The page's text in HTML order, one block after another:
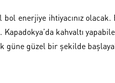
enerjiye ihtiyacınız
kahvaltı
güne güzel bir şekilde